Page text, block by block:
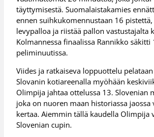
täyttymisestä. Suomalaistakamies
ennen suihkukomennustaan 16
levypalloa ja riistää pallon vastustajalta
Kolmannessa finaalissa Rannikko säkitti
peliminuutissa.
Viides ja ratkaiseva loppuottelu
Slovanin kotiareenalla myöhään
Olimpija jahtaa ottelussa 13. Slovenian
joka on nuoren maan historiassa jaossa
kertaa. Aiemmin tällä kaudella Olimpija
Slovenian cupin.